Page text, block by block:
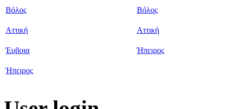
Βόλος Βόλος
Αττική Αττική
Έυβοια Ήπειρος
Ήπειρος